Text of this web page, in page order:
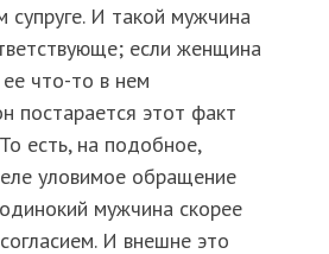
супруге. И такой мужчина
если женщина
что-то в нем
постарается этот факт
есть, на подобное,
уловимое обращение
мужчина скорее
И внешне это